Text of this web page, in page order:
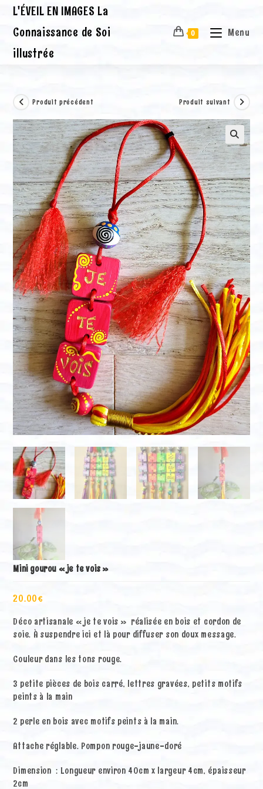
Skip
content
L'ÉVEIL EN IMAGES La
Connaissance de Soi
illustrée
0 Menu
Produit précédent Produit suivant
Mini gourou « je te vois »
20.00€
Déco artisanale « je te vois » réalisée en bois et cordon de
soie. À suspendre ici et là pour diffuser son doux message.
Couleur dans les tons rouge.
3 petite pièces de bois carré, lettres gravées, petits motifs
peints à la main
2 perle en bois avec motifs peints à la main.
Attache réglable. Pompon rouge-jaune-doré
Dimension : Longueur environ 40cm x largeur 4cm, épaisseur
2cm